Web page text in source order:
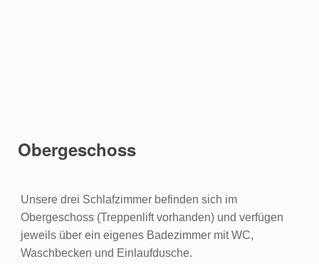
Obergeschoss
Unsere drei Schlafzimmer befinden sich im
Obergeschoss (Treppenlift vorhanden) und verfügen
jeweils über ein eigenes Badezimmer mit WC,
Waschbecken und Einlaufdusche.